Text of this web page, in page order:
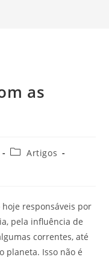
as
Artigos
responsáveis por
pela influência de
correntes, até
planeta. Isso não é